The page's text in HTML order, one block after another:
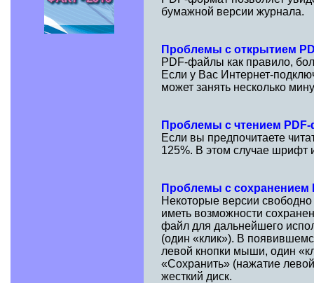
бумажной версии журнала.
Проблемы с открытием
PDF-файлы как правило,
Если у Вас Интернет-
может занять несколько
Проблемы с чтением
Если вы предпочитаете
125%. В этом случае шрифт
Проблемы с сохранением
Некоторые версии
иметь возможности
файл для дальнейшего
(один «клик»). В
левой кнопки мыши, один
«Сохранить» (нажатие
жесткий диск.